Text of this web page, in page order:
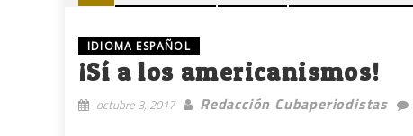
IDIOMA ESPAÑOL
¡Sí a los americanismos!
octubre 3, 2017 Redacción Cubaperiodistas